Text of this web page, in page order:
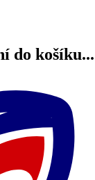
do košíku...